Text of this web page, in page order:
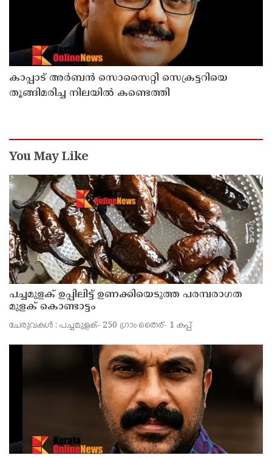
കാപ്പാട് അര്‍ബന്‍ സൊസൈറ്റി സെക്രട്ടറിയെ
തൂങ്ങിമരിച്ച നിലയില്‍ കണ്ടെത്തി
You May Like
പച്ചമുളക് ഉപ്പിലിട്ട് ഉണക്കിയെടുത്ത പരമ്പരാഗത
മുളക് കൊണ്ടാട്ടം
ചേരുവകള്‍ : പച്ചമുളക്- 250 ഗ്രാം തൈര്- 1 കപ്പ്